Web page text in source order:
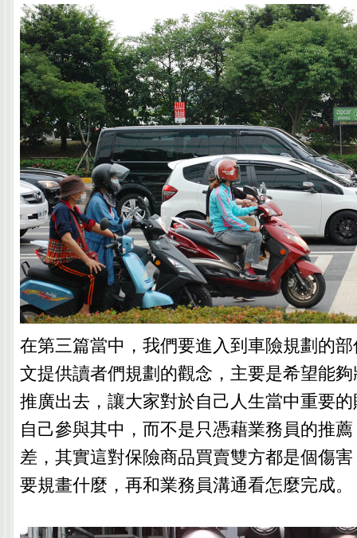
在第三篇當中，我們要進入到車險規劃的
文提供讀者們規劃的觀念，主要是希望能
推廣出去，讓大家對於自己人生當中重要
自己參與其中，而不是只憑藉業務員的推
差，其實這對保險商品買賣雙方都是個傷
要規畫什麼，再和業務員溝通看怎麼完成。